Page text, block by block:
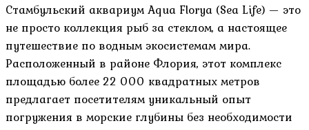
Стамбульский аквариум Aqua Florya (Sea Life) — это
не просто коллекция рыб за стеклом, а настоящее
путешествие по водным экосистемам мира.
Расположенный в районе Флория, этот комплекс
площадью более 22 000 квадратных метров
предлагает посетителям уникальный опыт
погружения в морские глубины без необходимости